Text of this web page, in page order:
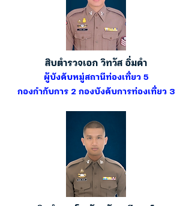
สิบตำรวจเอก วิทวัส อิ่มคำ
ผู้บังคับหมู่สถานีท่องเที่ยว 5
กองกำกับการ 2 กองบังคับการท่องเที่ยว 3